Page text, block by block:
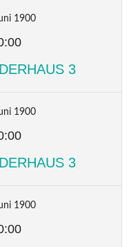
1900
3
1900
3
1900